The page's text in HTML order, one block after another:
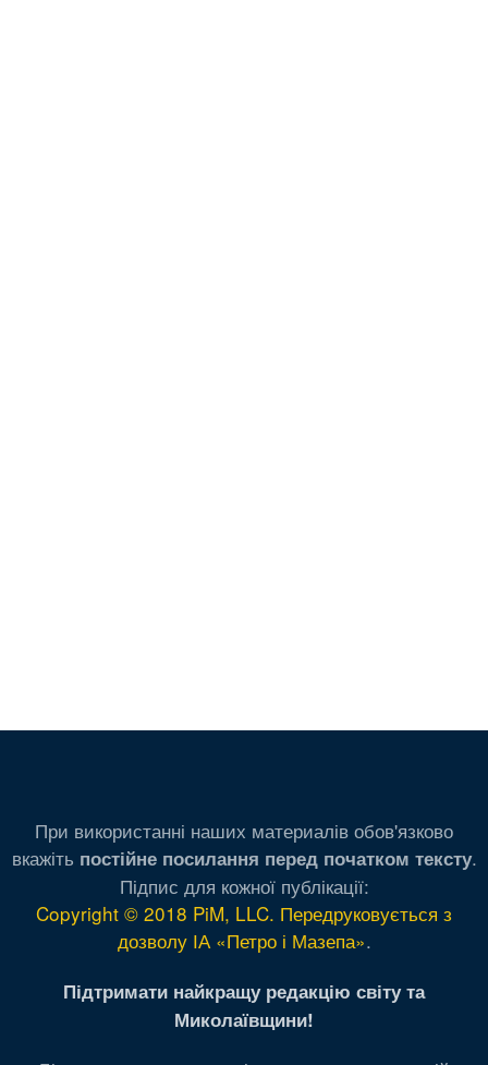
При використанні наших материалів обов'язково
вкажіть постійне посилання перед початком тексту.
Підпис для кожної публікації:
Copyright © 2018 PiM, LLC. Передруковується з
дозволу ІА «Петро і Мазепа».
Підтримати найкращу редакцію світу та
Миколаївщини!